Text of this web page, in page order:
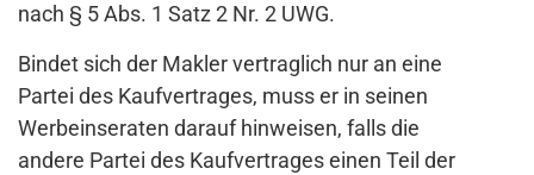
nach § 5 Abs. 1 Satz 2 Nr. 2 UWG.
Bindet sich der Makler vertraglich nur an eine
Partei des Kaufvertrages, muss er in seinen
Werbeinseraten darauf hinweisen, falls die
andere Partei des Kaufvertrages einen Teil der